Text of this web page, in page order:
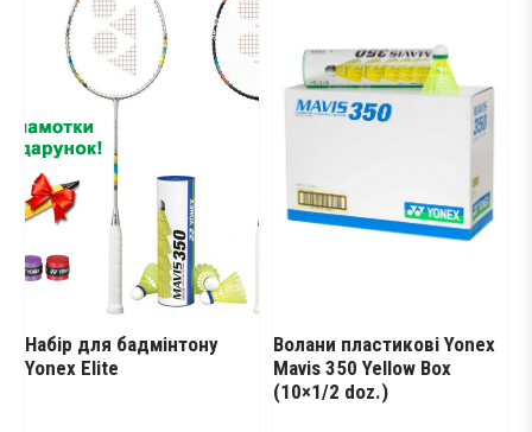
для бадмінтону
Elite
Волани пластикові Yonex
Mavis 350 Yellow Box
(10×1/2 doz.)